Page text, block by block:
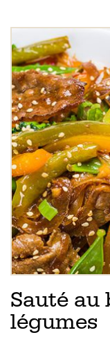
Sauté
légumes